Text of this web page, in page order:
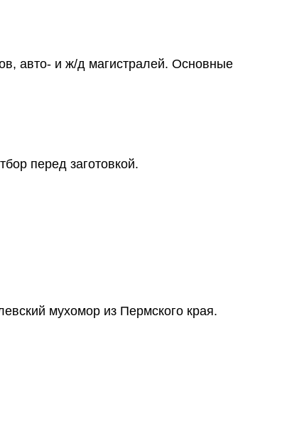
авто- и ж/д магистралей. Основные
перед заготовкой.
мухомор из Пермского края.